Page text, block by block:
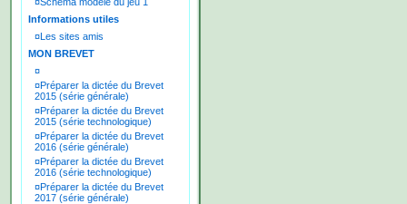
Informations utiles
¤Les sites amis
MON BREVET
¤
¤Préparer la dictée du Brevet
2015 (série générale)
¤Préparer la dictée du Brevet
2015 (série technologique)
¤Préparer la dictée du Brevet
2016 (série générale)
¤Préparer la dictée du Brevet
2016 (série technologique)
¤Préparer la dictée du Brevet
2017 (série générale)